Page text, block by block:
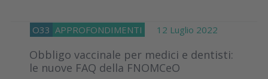
O33 APPROFONDIMENTI 12 Luglio 2022
Obbligo vaccinale per medici e dentisti:
le nuove FAQ della FNOMCeO